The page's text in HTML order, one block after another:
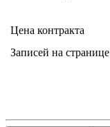
Цена контракта
Записей на странице